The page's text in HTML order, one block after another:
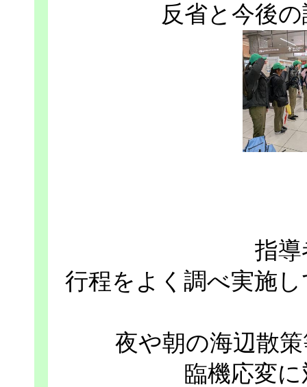
反省と今後
指
行程をよく調べ実施
夜や朝の海辺散
臨機応変